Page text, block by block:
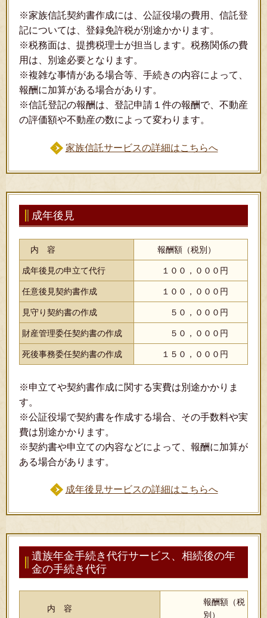
※家族信託契約書作成には、公証役場の費用、信託登
記については、登録免許税が別途かかります。
※税務面は、提携税理士が担当します。税務関係の費
用は、別途必要となります。
※複雑な事情がある場合等、手続きの内容によって、
報酬に加算がある場合がありす。
※信託登記の報酬は、登記申請１件の報酬で、不動産
の評価額や不動産の数によって変わります。
家族信託サービスの詳細はこちらへ
成年後見
内 容 報酬額（税別）
成年後見の申立て代行 １００，０００円
任意後見契約書作成 １００，０００円
見守り契約書の作成 ５０，０００円
財産管理委任契約書の作成 ５０，０００円
死後事務委任契約書の作成 １５０，０００円
※申立てや契約書作成に関する実費は別途かかりま
す。
※公証役場で契約書を作成する場合、その手数料や実
費は別途かかります。
※契約書や申立ての内容などによって、報酬に加算が
ある場合があります。
成年後見サービスの詳細はこちらへ
遺族年金手続き代行サービス、相続後の年
金の手続き代行
内 容
報酬額（税
別）